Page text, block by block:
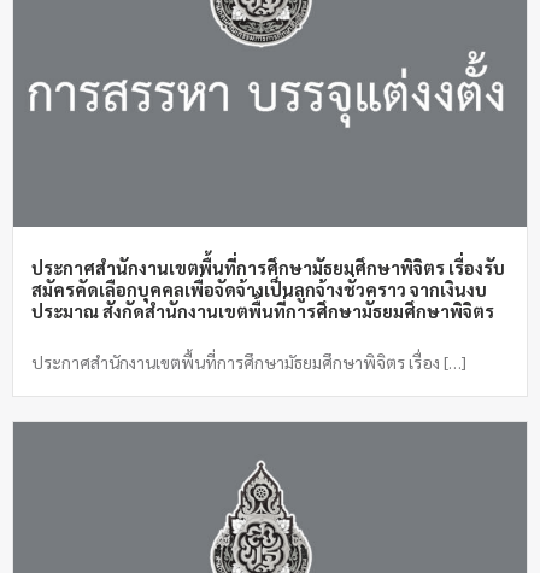
ประกาศสำนักงานเขตพื้นที่การศึกษามัธยมศึกษาพิจิตร เรื่องรับ
สมัครคัดเลือกบุคคลเพื่อจัดจ้างเป็นลูกจ้างชั่วคราว จากเงินงบ
ประมาณ สังกัดสำนักงานเขตพื้นที่การศึกษามัธยมศึกษาพิจิตร
ประกาศสำนักงานเขตพื้นที่การศึกษามัธยมศึกษาพิจิตร เรื่อง […]